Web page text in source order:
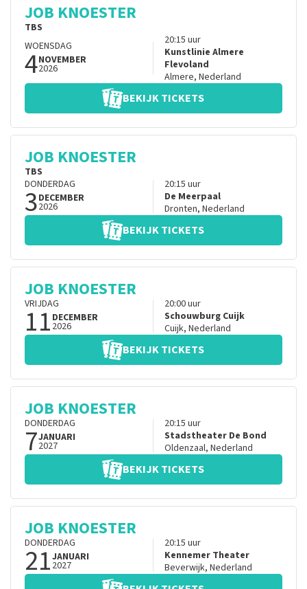
JOB KNOESTER
TBS
WOENSDAG
4NOVEMBER
2026
20:15 uur
Kunstlinie Almere
Flevoland
Almere, Nederland
BEKIJK TICKETS
JOB KNOESTER
TBS
DONDERDAG
3DECEMBER
2026
20:15 uur
De Meerpaal
Dronten, Nederland
BEKIJK TICKETS
JOB KNOESTER
VRIJDAG
11 DECEMBER
2026
20:00uur
Schouwburg Cuijk
Cuijk, Nederland
BEKIJK TICKETS
JOB KNOESTER
DONDERDAG
7JANUARI
2027
20:15 uur
Stadstheater De Bond
Oldenzaal, Nederland
BEKIJK TICKETS
JOB KNOESTER
DONDERDAG
21JANUARI
2027
20:15 uur
Kennemer Theater
Beverwijk, Nederland